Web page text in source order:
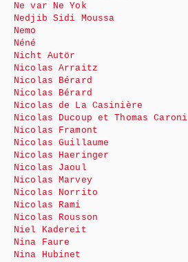
Ne var Ne Yok
Nedjib Sidi Moussa
Nemo
Néné
Nicht Autör
Nicolas Arraitz
Nicolas Bérard
Nicolas Bérard
Nicolas de La Casinière
Nicolas Ducoup et Thomas Caroni
Nicolas Framont
Nicolas Guillaume
Nicolas Haeringer
Nicolas Jaoul
Nicolas Marvey
Nicolas Norrito
Nicolas Rami
Nicolas Rousson
Niel Kadereit
Nina Faure
Nina Hubinet